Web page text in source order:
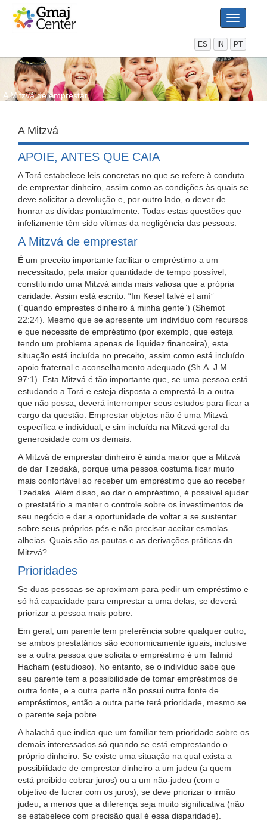
Toggle
ES IN PT
A Mitzvá de emprestar
A Mitzvá
APOIE, ANTES QUE CAIA
A Torá estabelece leis concretas no que se refere à conduta
de emprestar dinheiro, assim como as condições às quais se
deve solicitar a devolução e, por outro lado, o dever de
honrar as dívidas pontualmente. Todas estas questões que
infelizmente têm sido vítimas da negligência das pessoas.
A Mitzvá de emprestar
É um preceito importante facilitar o empréstimo a um
necessitado, pela maior quantidade de tempo possível,
constituindo uma Mitzvá ainda mais valiosa que a própria
caridade. Assim está escrito: “Im Kesef talvé et amí”
(“quando emprestes dinheiro à minha gente”) (Shemot
22:24). Mesmo que se apresente um indivíduo com recursos
e que necessite de empréstimo (por exemplo, que esteja
tendo um problema apenas de liquidez financeira), esta
situação está incluída no preceito, assim como está incluído
apoio fraternal e aconselhamento adequado (Sh.A. J.M.
97:1). Esta Mitzvá é tão importante que, se uma pessoa está
estudando a Torá e esteja disposta a emprestá-la a outra
que não possa, deverá interromper seus estudos para ficar a
cargo da questão. Emprestar objetos não é uma Mitzvá
específica e individual, e sim incluída na Mitzvá geral da
generosidade com os demais.
A Mitzvá de emprestar dinheiro é ainda maior que a Mitzvá
de dar Tzedaká, porque uma pessoa costuma ficar muito
mais confortável ao receber um empréstimo que ao receber
Tzedaká. Além disso, ao dar o empréstimo, é possível ajudar
o prestatário a manter o controle sobre os investimentos de
seu negócio e dar a oportunidade de voltar a se sustentar
sobre seus próprios pés e não precisar aceitar esmolas
alheias. Quais são as pautas e as derivações práticas da
Mitzvá?
Prioridades
Se duas pessoas se aproximam para pedir um empréstimo e
só há capacidade para emprestar a uma delas, se deverá
priorizar a pessoa mais pobre.
Em geral, um parente tem preferência sobre qualquer outro,
se ambos prestatários são economicamente iguais, inclusive
se a outra pessoa que solicita o empréstimo é um Talmid
Hacham (estudioso). No entanto, se o indivíduo sabe que
seu parente tem a possibilidade de tomar empréstimos de
outra fonte, e a outra parte não possui outra fonte de
empréstimos, então a outra parte terá prioridade, mesmo se
o parente seja pobre.
A halachá que indica que um familiar tem prioridade sobre os
demais interessados só quando se está emprestando o
próprio dinheiro. Se existe uma situação na qual exista a
possibilidade de emprestar dinheiro a um judeu (a quem
está proibido cobrar juros) ou a um não-judeu (com o
objetivo de lucrar com os juros), se deve priorizar o irmão
judeu, a menos que a diferença seja muito significativa (não
se estabelece com precisão qual é essa disparidade).